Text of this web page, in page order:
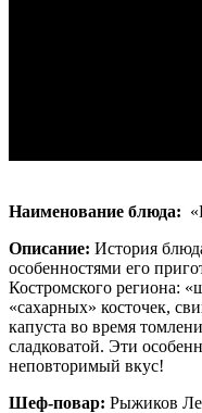
Наименование блюда:
Описание: История
особенностями его
Костромского региона:
«сахарных» косточек,
капуста во время
сладковатой. Эти
неповторимый вкус!
Шеф-повар: Рыжиков